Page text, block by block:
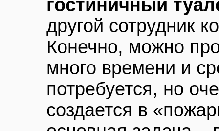
гостиничный
другой сотрудник
Конечно, можно
много времени и
потребуется, но
создается в